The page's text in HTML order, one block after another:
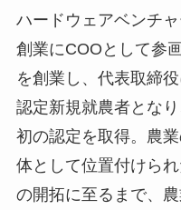
▲
▶「ICC FUKUOKA
の配信済み記事一覧